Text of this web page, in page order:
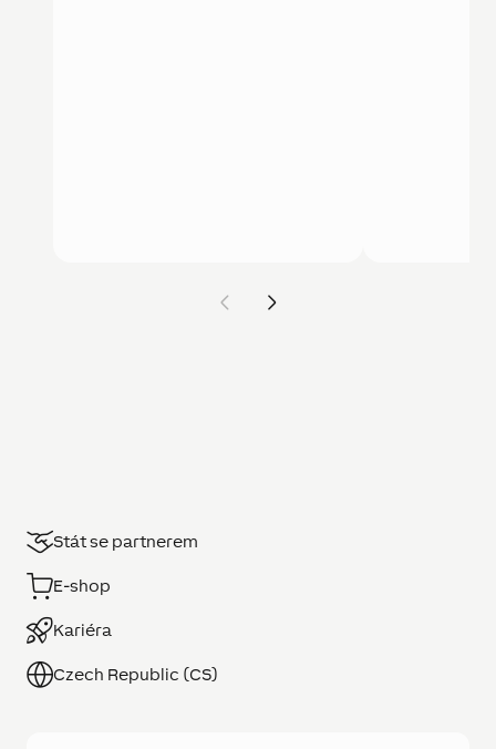
Stát se partnerem
E-shop
Kariéra
Czech Republic (CS)